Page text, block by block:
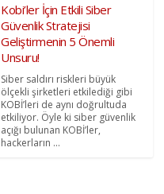
Kobi’ler İçin Etkili Siber
Güvenlik Stratejisi
Geliştirmenin 5 Önemli
Unsuru!
Siber saldırı riskleri büyük
ölçekli şirketleri etkilediği gibi
KOBİ’leri de aynı doğrultuda
etkiliyor. Öyle ki siber güvenlik
açığı bulunan KOBİ’ler,
hackerların ...